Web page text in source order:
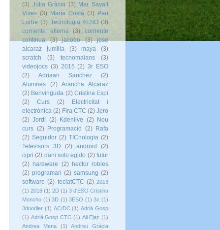
(3) Júlia Gràcia (3) Mar Savall
Vives (3) María Costa (3)
Pau
Lurbe (3) Tecnologia 4ESO (3)
corriente alterna
(3)
corriente
continua
(3) jacobo (3)
jose
alcaraz jumilla
(3) maya
(3)
scratch
(3) tecnomaians
(3)
videojocs (3) 2015 (2) 3r ESO
(2)
Adriaan Sanchez
(2)
Alumnes
(2)
Arancha Alcaraz
(2) Benvinguda (2) Cristina Espi
(2)
Curs (2)
Electricitat i
electrònica (2) Fira CTC (2) Jero
(2) Jordi (2) Kdenlive (2) Nou
curs (2) Programació (2)
Rafa
(2) Seguidor (2) TICnologia (2)
Televisors 3D
(2) android
(2)
cipri (2) dani soto egido (2) futur
(2) hardware (2)
hector robles
(2) programari (2) samsung (2)
software (2) teclatCTC (2) 2013
(1) 2018 (1) 2D (1) 3 d'ESO Cristina
Moncho (1) 3D (1) 3ESO (1) 3c (1)
3doodler (1) AC/DC (1) Adrià Gosp
(1) Adrià Gosp CTC (1) Ali Ejaz (1)
Andrea Mena
(1)
Andreu Gràcia